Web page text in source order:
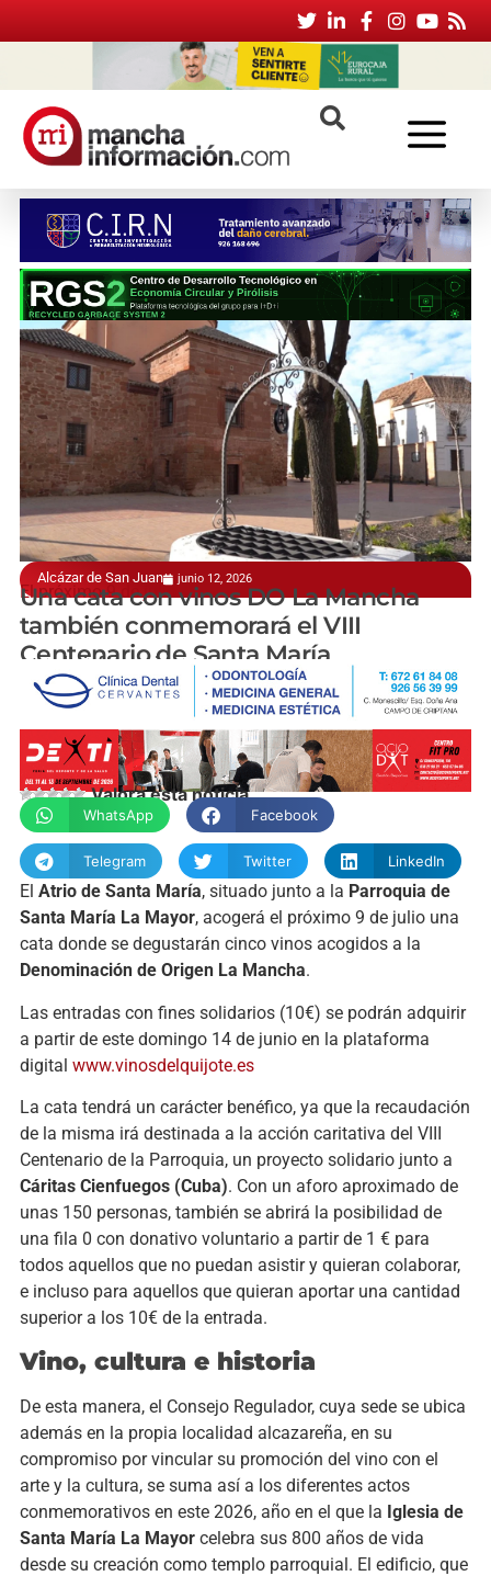
Alcázar de San Juan junio 12, 2026
El próximo 9 de julio
Una cata con vinos DO La Mancha
también conmemorará el VIII
Centenario de Santa María
manchainformacion.com
Valora esta noticia
WhatsApp Facebook
Telegram Twitter LinkedIn
El Atrio de Santa María, situado junto a la Parroquia de
Santa María La Mayor, acogerá el próximo 9 de julio una
cata donde se degustarán cinco vinos acogidos a la
Denominación de Origen La Mancha.
Las entradas con fines solidarios (10€) se podrán adquirir
a partir de este domingo 14 de junio en la plataforma
digital www.vinosdelquijote.es
La cata tendrá un carácter benéfico, ya que la recaudación
de la misma irá destinada a la acción caritativa del VIII
Centenario de la Parroquia, un proyecto solidario junto a
Cáritas Cienfuegos (Cuba). Con un aforo aproximado de
unas 150 personas, también se abrirá la posibilidad de
una fila 0 con donativo voluntario a partir de 1 € para
todos aquellos que no puedan asistir y quieran colaborar,
e incluso para aquellos que quieran aportar una cantidad
superior a los 10€ de la entrada.
Vino, cultura e historia
De esta manera, el Consejo Regulador, cuya sede se ubica
además en la propia localidad alcazareña, en su
compromiso por vincular su promoción del vino con el
arte y la cultura, se suma así a los diferentes actos
conmemorativos en este 2026, año en el que la Iglesia de
Santa María La Mayorcelebra sus 800 años de vida
desde su creación como templo parroquial. El edificio, que